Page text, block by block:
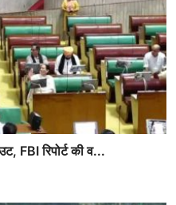
FBI रिपोर्ट की व...